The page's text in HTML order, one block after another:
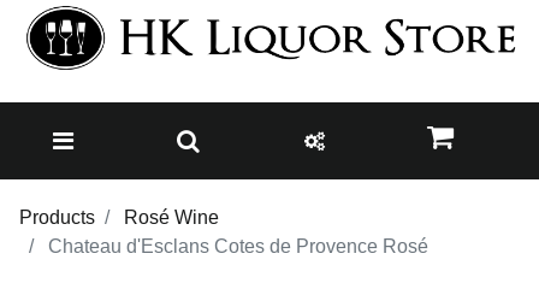
Products
Rosé Wine
Chateau d'Esclans Cotes de Provence Rosé